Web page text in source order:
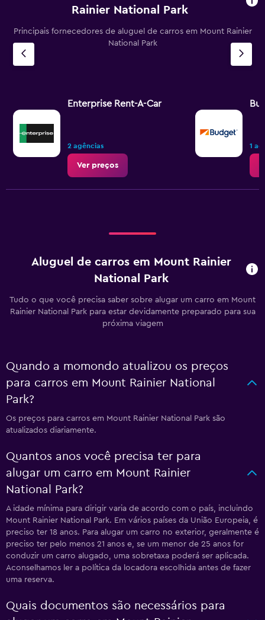
Rainier National Park
Principais fornecedores de aluguel de carros em Mount Rainier
National Park
Enterprise Rent-A-Car
2 agências
Ver preços
1
Aluguel de carros em Mount Rainier
National Park
Tudo o que você precisa saber sobre alugar um carro em Mount
Rainier National Park para estar devidamente preparado para sua
próxima viagem
Quando a momondo atualizou os preços
para carros em Mount Rainier National
Park?
Os preços para carros em Mount Rainier National Park são
atualizados diariamente.
Quantos anos você precisa ter para
alugar um carro em Mount Rainier
National Park?
A idade mínima para dirigir varia de acordo com o país, incluindo
Mount Rainier National Park. Em vários países da União Europeia, é
preciso ter 18 anos. Para alugar um carro no exterior, geralmente é
preciso ter pelo menos 21 anos e, se um menor de 25 anos for
conduzir um carro alugado, uma sobretaxa poderá ser aplicada.
Aconselhamos ler a política da locadora escolhida antes de fazer
uma reserva.
Quais documentos são necessários para